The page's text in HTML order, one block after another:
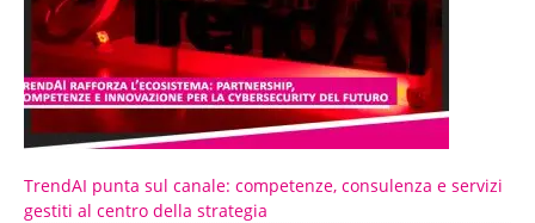
TrendAI punta sul canale: competenze, consulenza e servizi
gestiti al centro della strategia